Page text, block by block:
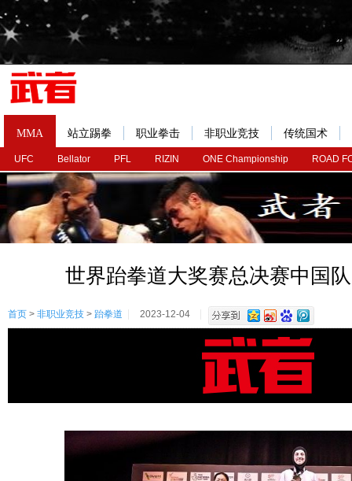
MMA
UFC Bellator PFL RIZIN ONE Championship ROAD
站立踢拳 职业拳击 非职业竞技 传统国术
世界跆拳道大奖赛总决赛中国
首页 > 非职业竞技 > 跆拳道 2023-12-04